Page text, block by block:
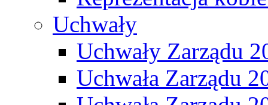
Uchwały
Uchwały Zarządu
Uchwała Zarządu